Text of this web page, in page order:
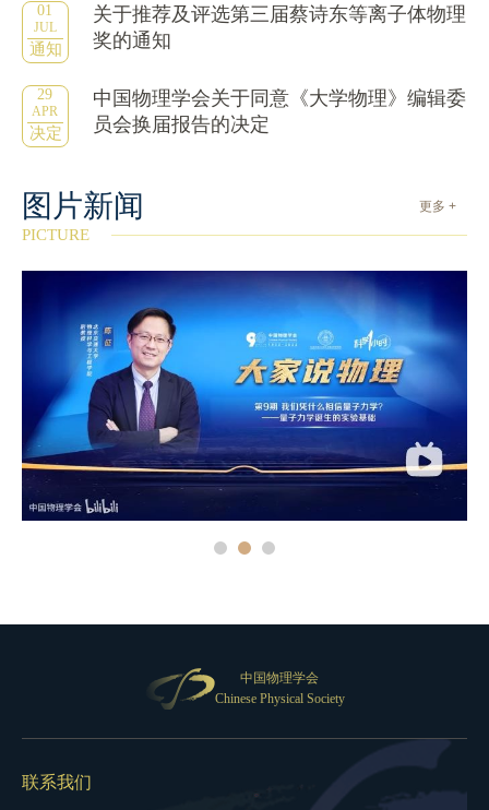
01
JUL
通知
关于推荐及评选第三届蔡诗东等离子体物理
奖的通知
29
APR
决定
中国物理学会关于同意《大学物理》编辑委
员会换届报告的决定
更多 +
图片新闻
PICTURE
中国物理学会
Chinese Physical Society
联系我们